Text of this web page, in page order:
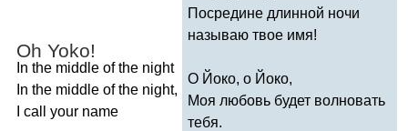
Oh Yoko!
In the middle of the night
In the middle of the night,
call your name
Посредине длинной ночи
называю твое имя!
О Йоко, о Йоко,
Моя любовь будет волновать
тебя.